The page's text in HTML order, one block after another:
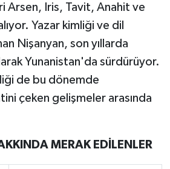
Arsen, Iris, Tavit, Anahit ve
Yazar kimliği ve dil
Nişanyan, son yıllarda
Yunanistan'da sürdürüyor.
de bu dönemde
çeken gelişmeler arasında
MERAK EDİLENLER